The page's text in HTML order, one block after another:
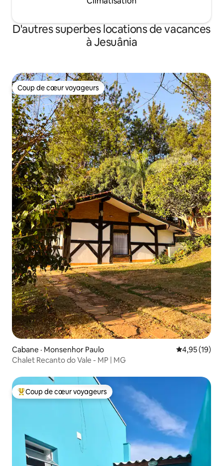
D'autres superbes locations de vacances
à Jesuânia
Coup de cœur voyageurs
Coup de cœur voyageurs
Cabane · Monsenhor Paulo Note
4,95 (19)
Chalet Recanto do Vale - MP | MG
Coup de cœur voyageurs parmi les plus aimés
Coup de cœur voyageurs